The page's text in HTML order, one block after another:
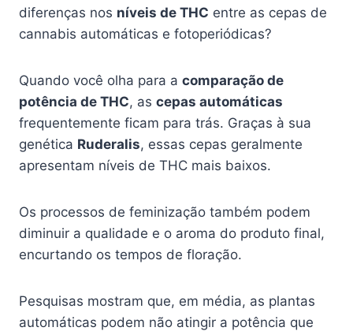
diferenças nos níveis de THC entre as cepas de
cannabis automáticas e fotoperiódicas?
Quando você olha para a comparação de
potência de THC, as cepas automáticas
frequentemente ficam para trás. Graças à sua
genética Ruderalis, essas cepas geralmente
apresentam níveis de THC mais baixos.
Os processos de feminização também podem
diminuir a qualidade e o aroma do produto final,
encurtando os tempos de floração.
Pesquisas mostram que, em média, as plantas
automáticas podem não atingir a potência que